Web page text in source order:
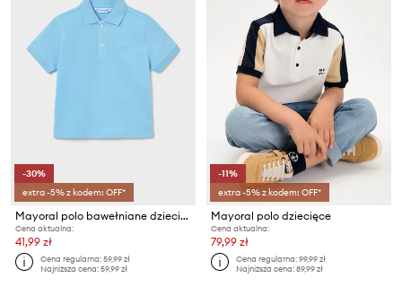
-30%
extra -5% z kodem: OFF*
Mayoral polo bawełniane dziecięce
Cena aktualna:
41,99 zł
Cena regularna:59,99 zł
Najniższa cena:59,99 zł
-11%
extra -5% z kodem: OFF*
Mayoral polo dziecięce
Cena aktualna:
79,99 zł
Cena regularna:99,99 zł
Najniższa cena:89,99 zł